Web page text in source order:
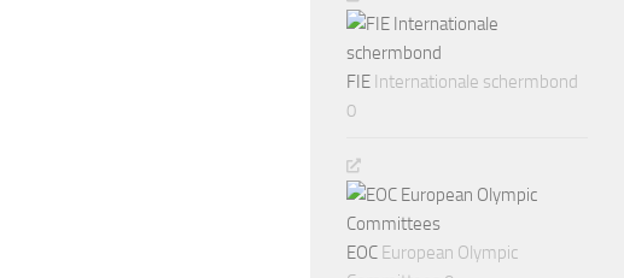
FIE Internationale schermbond
0
EOC European Olympic